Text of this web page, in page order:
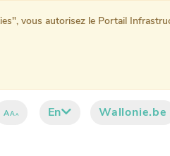
AAA En Wallonie.be
vous autorisez le Portail